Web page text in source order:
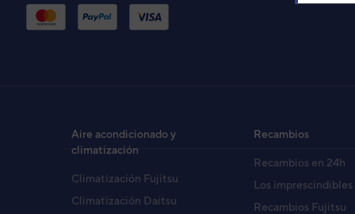
Ref.
Aire acondicionado y
climatización
Climatización Fujitsu
Climatización Daitsu
Recambios
Recambios en 24h
Los imprescindibles
Recambios Fujitsu